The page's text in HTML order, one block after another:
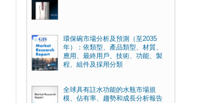
環保碗市場分析及預測（至2035
年）：依類型、產品類型、材質、
應用、最終用戶、技術、功能、製
程、組件及採用分類
全球具有註水功能的水瓶市場規
模、佔有率、趨勢和成長分析報告